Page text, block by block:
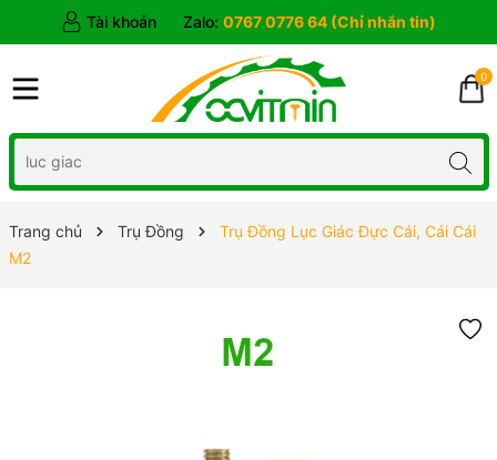
Tài khoản Zalo: 0767 0776 64 (Chỉ nhắn tin)
0
Trang chủ Trụ Đồng
Trụ Đồng Lục Giác Đực Cái, Cái Cái
M2